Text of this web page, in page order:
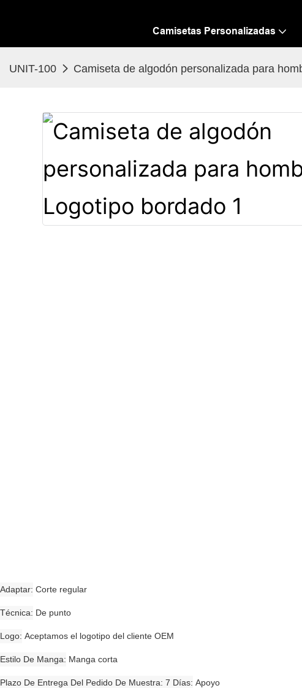
Camisetas Personalizadas
UNIT-100 Camiseta de algodón personalizada para
Adaptar Corte regular
Técnica De punto
Logo Aceptamos el logotipo del cliente OEM
Estilo De Manga Manga corta
Plazo De Entrega Del Pedido De Muestra: 7 Días Apoyo